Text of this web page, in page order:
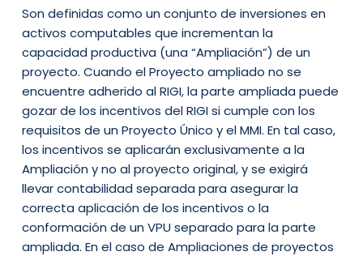
Son definidas como un conjunto de inversiones en
activos computables que incrementan la
capacidad productiva (una “Ampliación”) de un
proyecto. Cuando el Proyecto ampliado no se
encuentre adherido al RIGI, la parte ampliada puede
gozar de los incentivos del RIGI si cumple con los
requisitos de un Proyecto Único y el MMI. En tal caso,
los incentivos se aplicarán exclusivamente a la
Ampliación y no al proyecto original, y se exigirá
llevar contabilidad separada para asegurar la
correcta aplicación de los incentivos o la
conformación de un VPU separado para la parte
ampliada. En el caso de Ampliaciones de proyectos